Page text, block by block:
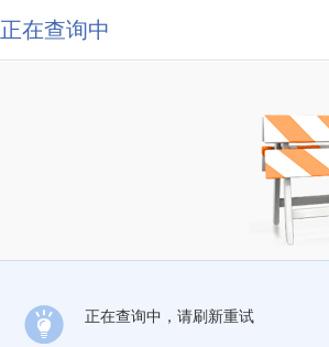
正在查询中
正在查询中，请刷新重试